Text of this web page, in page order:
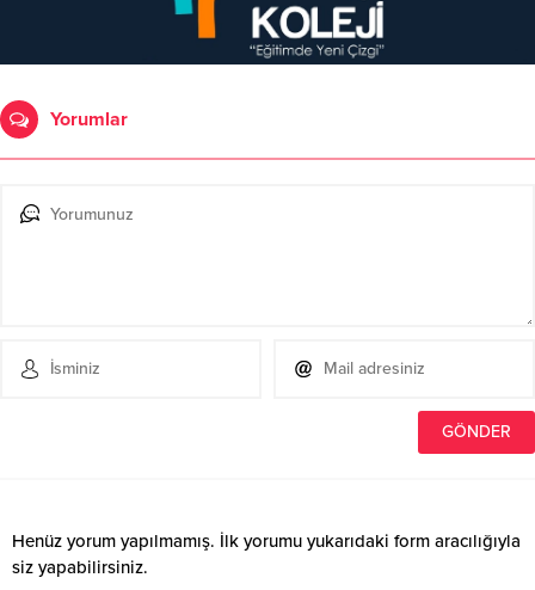
Yorumlar
Henüz yorum yapılmamış. İlk yorumu yukarıdaki form aracılığıyla
siz yapabilirsiniz.